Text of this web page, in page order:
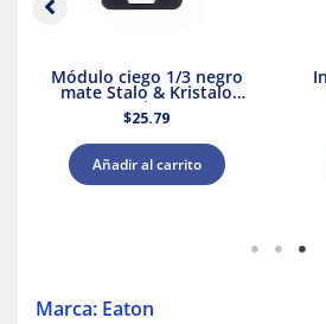
Módulo ciego 1/3 negro
mate Stalo & Kristalo
Leviton
$25.79
Añadir al carrito
Marca: Eaton